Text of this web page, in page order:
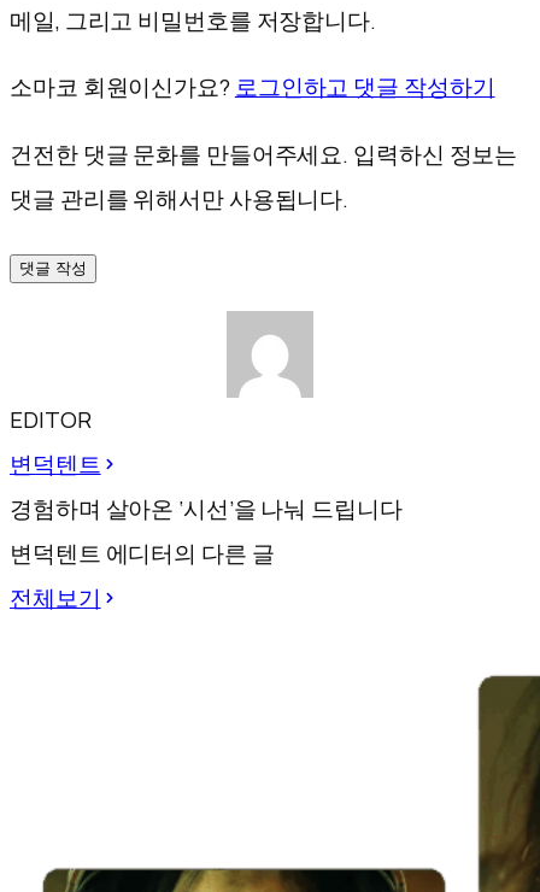
메일, 그리고 비밀번호를 저장합니다.
소마코 회원이신가요? 로그인하고 댓글 작성하기
건전한 댓글 문화를 만들어주세요. 입력하신 정보는
댓글 관리를 위해서만 사용됩니다.
댓글 작성
EDITOR
변덕텐트
경험하며 살아온 ‘시선’을 나눠 드립니다
변덕텐트 에디터의 다른 글
전체보기